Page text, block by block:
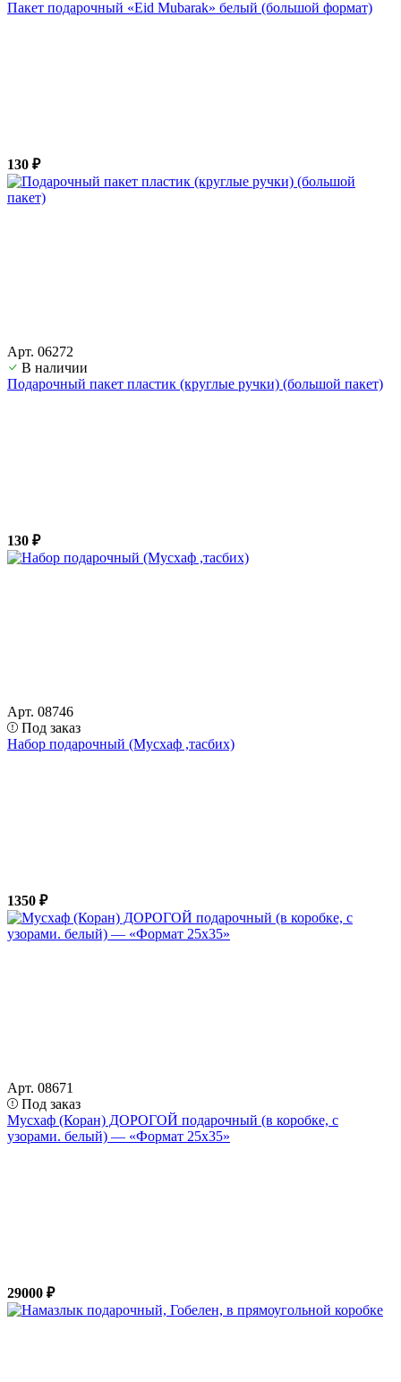
Пакет подарочный «Eid Mubarak» белый (большой формат)
130 ₽
Арт. 06272
В наличии
Подарочный пакет пластик (круглые ручки) (большой пакет)
130 ₽
Арт. 08746
Под заказ
Набор подарочный (Мусхаф ,тасбих)
1350 ₽
Арт. 08671
Под заказ
Мусхаф (Коран) ДОРОГОЙ подарочный (в коробке, с
узорами. белый) — «Формат 25х35»
29000 ₽